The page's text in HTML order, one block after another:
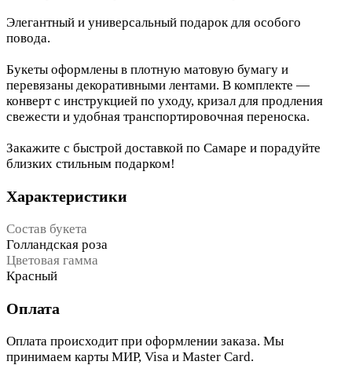
Элегантный и универсальный подарок для особого
повода.
Букеты оформлены в плотную матовую бумагу и
перевязаны декоративными лентами. В комплекте —
конверт с инструкцией по уходу, кризал для продления
свежести и удобная транспортировочная переноска.
Закажите с быстрой доставкой по Самаре и порадуйте
близких стильным подарком!
Характеристики
Состав букета
Голландская роза
Цветовая гамма
Красный
Оплата
Оплата происходит при оформлении заказа. Мы
принимаем карты МИР, Visa и Master Card.